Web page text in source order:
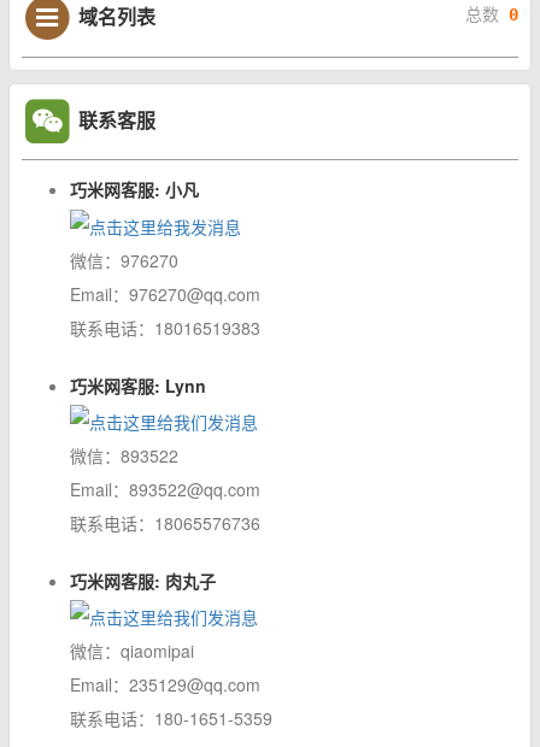
域名列表 总数0
联系客服
巧米网客服: 小凡
微信：976270
Email：976270@qq.com
联系电话：18016519383
巧米网客服: Lynn
微信：893522
Email：893522@qq.com
联系电话：18065576736
巧米网客服: 肉丸子
微信：qiaomipai
Email：235129@qq.com
联系电话：180-1651-5359